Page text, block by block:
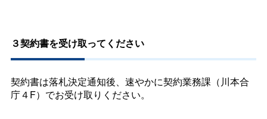
３契約書を受け取ってください
契約書は落札決定通知後、速やかに契約業務課（川本合
庁４F）でお受け取りください。